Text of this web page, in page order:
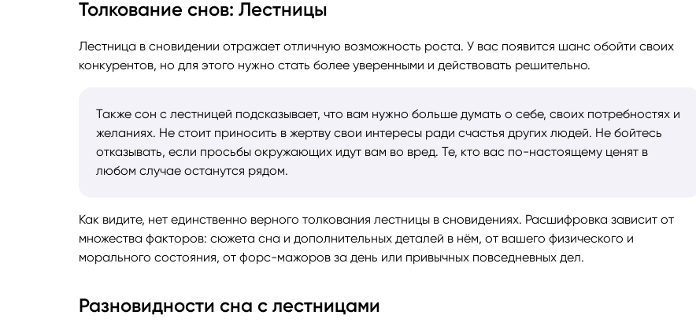
Стрелец
Рыбы
Расклад Таро на ситуацию
Расклад Таро «Карта дня»
Расклад Таро на 2025 год
Толкование снов: Лестницы
Лестница в сновидении отражает отличную возможность роста. У вас появится шанс обойти своих
конкурентов, но для этого нужно стать более уверенными и действовать решительно.
Также сон с лестницей подсказывает, что вам нужно больше думать о себе, своих потребностях и
желаниях. Не стоит приносить в жертву свои интересы ради счастья других людей. Не бойтесь
отказывать, если просьбы окружающих идут вам во вред. Те, кто вас по-настоящему ценят в
любом случае останутся рядом.
Как видите, нет единственно верного толкования лестницы в сновидениях. Расшифровка зависит от
множества факторов: сюжета сна и дополнительных деталей в нём, от вашего физического и
морального состояния, от форс-мажоров за день или привычных повседневных дел.
Разновидности сна с лестницами